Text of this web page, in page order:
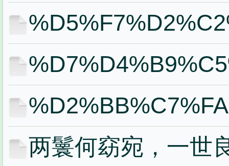
两鬟何窈宛，一世